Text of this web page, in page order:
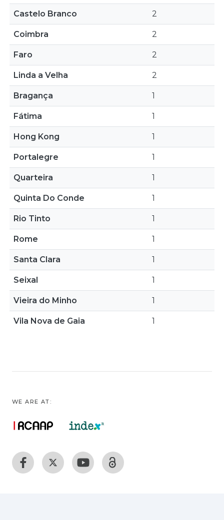
Castelo Branco 2
Coimbra 2
Faro 2
Linda a Velha 2
Bragança 1
Fátima 1
Hong Kong 1
Portalegre 1
Quarteira 1
Quinta Do Conde 1
Rio Tinto 1
Rome 1
Santa Clara 1
Seixal 1
Vieira do Minho 1
Vila Nova de Gaia 1
WE ARE AT: